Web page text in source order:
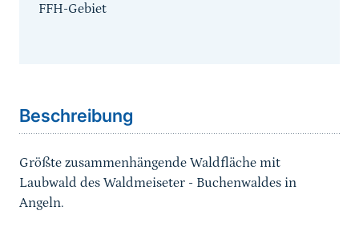
FFH-Gebiet
Beschreibung
Größte zusammenhängende Waldfläche mit
Laubwald des Waldmeiseter - Buchenwaldes in
Angeln.